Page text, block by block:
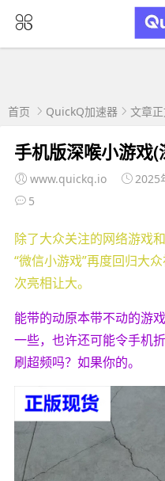
首页 QuickQ加速器 文章
手机版深喉小游戏
www.quickq.io 2025
5
除了大众关注的网络游戏
“微信小游戏”再度回归大
次亮相让大。
能带的动原本带不动的游
一些，也许还可能令手机
刷超频吗？如果你的。